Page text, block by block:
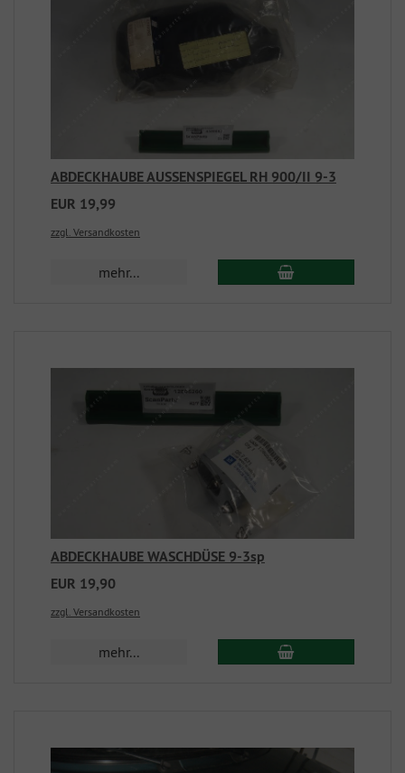
ABDECKHAUBE AUSSENSPIEGEL RH 900/II 9-3
EUR 19,99
zzgl. Versandkosten
mehr...
ABDECKHAUBE WASCHDÜSE 9-3sp
EUR 19,90
zzgl. Versandkosten
mehr...